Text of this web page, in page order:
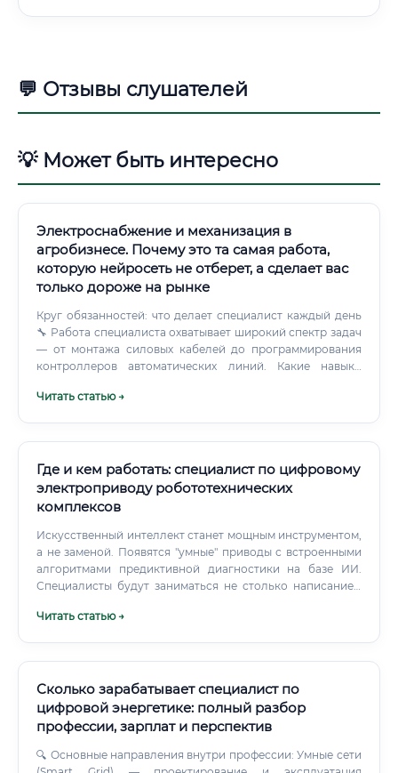
💬 Отзывы слушателей
💡 Может быть интересно
Электроснабжение и механизация в
агробизнесе. Почему это та самая работа,
которую нейросеть не отберет, а сделает вас
только дороже на рынке
Круг обязанностей: что делает специалист каждый день
🔧 Работа специалиста охватывает широкий спектр задач
— от монтажа силовых кабелей до программирования
контроллеров автоматических линий. Какие навыки
технических и организационных компетенций.
вознаграждения.
Читать статью →
Где и кем работать: специалист по цифровому
электроприводу робототехнических
комплексов
Искусственный интеллект станет мощным инструментом,
а не заменой. Появятся "умные" приводы с встроенными
алгоритмами предиктивной диагностики на базе ИИ.
Специалисты будут заниматься не столько написанием
управления на более высоком уровне абстракции,
Читать статью →
Сколько зарабатывает специалист по
цифровой энергетике: полный разбор
профессии, зарплат и перспектив
🔍 Основные направления внутри профессии: Умные сети